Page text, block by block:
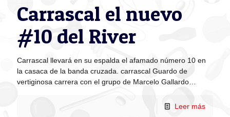
Carrascal el nuevo
#10 del River
Carrascal llevará en su espalda el afamado número 10 en
la casaca de la banda cruzada. carrascal Guardo de
vertiginosa carrera con el grupo de Marcelo Gallardo…
Leer más